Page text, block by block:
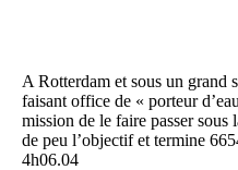
A Rotterdam et sous un grand
faisant office de « porteur
mission de le faire passer
de peu l’objectif et termine
4h06.04